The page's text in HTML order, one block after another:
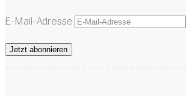
E-Mail-Adresse
Jetzt abonnieren